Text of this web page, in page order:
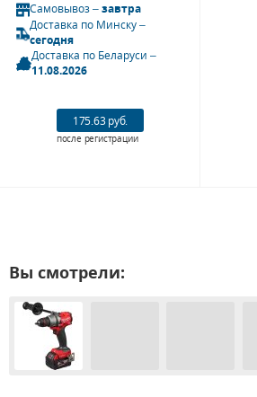
Самовывоз –завтра
Доставка по Минску –
сегодня
Доставка по Беларуси –
11.08.2026
175.63 руб.
после регистрации
Вы смотрели: